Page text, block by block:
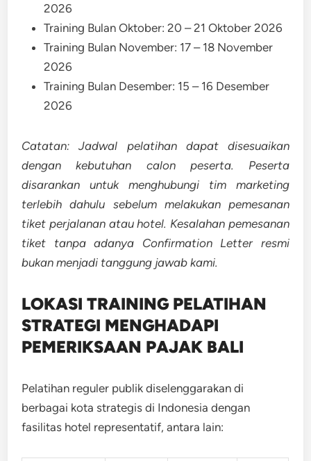
2026
Training Bulan Oktober: 20 – 21 Oktober 2026
Training Bulan November: 17 – 18 November
2026
Training Bulan Desember: 15 – 16 Desember
2026
Catatan: Jadwal pelatihan dapat disesuaikan
dengan kebutuhan calon peserta. Peserta
disarankan untuk menghubungi tim marketing
terlebih dahulu sebelum melakukan pemesanan
tiket perjalanan atau hotel. Kesalahan pemesanan
tiket tanpa adanya Confirmation Letter resmi
bukan menjadi tanggung jawab kami.
LOKASI TRAINING PELATIHAN
STRATEGI MENGHADAPI
PEMERIKSAAN PAJAK BALI
Pelatihan reguler publik diselenggarakan di
berbagai kota strategis di Indonesia dengan
fasilitas hotel representatif, antara lain: